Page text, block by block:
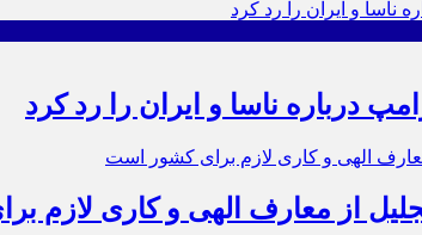
درباره ناسا و ایران را رد کرد
از معارف الهی و کاری لازم